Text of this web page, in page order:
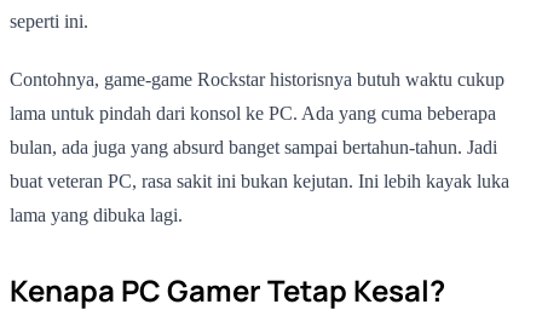
seperti ini.
Contohnya, game-game Rockstar historisnya butuh waktu cukup
lama untuk pindah dari konsol ke PC. Ada yang cuma beberapa
bulan, ada juga yang absurd banget sampai bertahun-tahun. Jadi
buat veteran PC, rasa sakit ini bukan kejutan. Ini lebih kayak luka
lama yang dibuka lagi.
Kenapa PC Gamer Tetap Kesal?